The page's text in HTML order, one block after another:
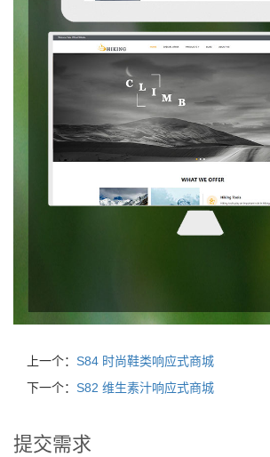
上一个： S84 时尚鞋类响应式商城
下一个： S82 维生素汁响应式商城
提交需求